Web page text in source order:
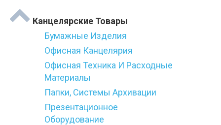
Канцелярские Товары
Бумажные Изделия
Офисная Канцелярия
Офисная Техника И Расходные
Материалы
Папки, Системы Архивации
Презентационное
Оборудование